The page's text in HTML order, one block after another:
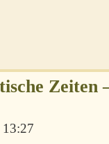
Zeiten